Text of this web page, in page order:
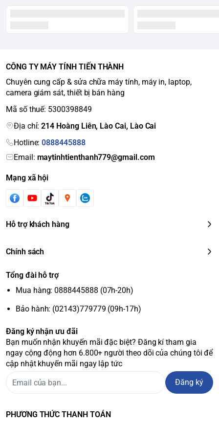
CÔNG TY MÁY TÍNH TIẾN THÀNH
Chuyên cung cấp & sửa chữa máy tính, máy in, laptop,
camera giám sát, thiết bị bán hàng
Mã số thuế: 5300398849
Địa chỉ:214 Hoàng Liên, Lào Cai, Lào Cai
Hotline:0888445888
Email: maytinhtienthanh779@gmail.com
Mạng xã hội
Hỗ trợ khách hàng
Chính sách
Tổng đài hỗ trợ
Mua hàng: 0888445888 (07h-20h)
Bảo hành: (02143)779779 (09h-17h)
Đăng ký nhận ưu đãi
Bạn muốn nhận khuyến mãi đặc biệt? Đăng kí tham gia
ngay cộng động hơn 6.800+ người theo dõi của chúng tôi để
cập nhật khuyến mãi ngay lập tức
Đăng ký
PHƯƠNG THỨC THANH TOÁN